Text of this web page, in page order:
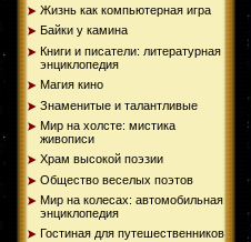
Жизнь как компьютерная игра
Байки у камина
Книги и писатели: литературная
энциклопедия
Магия кино
Знаменитые и талантливые
Мир на холсте: мистика
живописи
Храм высокой поэзии
Общество веселых поэтов
Мир на колесах: автомобильная
энциклопедия
Гостиная для путешественников